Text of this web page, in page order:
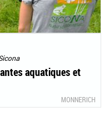
aquatiques et
MONNERICH